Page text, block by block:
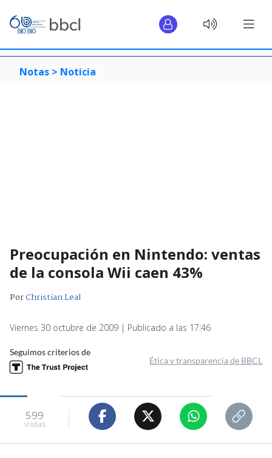
Notas > Noticia
Preocupación en Nintendo: ventas
de la consola Wii caen 43%
PorChristian Leal
Viernes 30 octubre de 2009 | Publicado a las 17:46
Seguimos criterios de
Ética y transparencia de BBCL
599
visitas